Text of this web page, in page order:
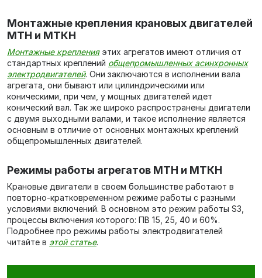
Монтажные крепления крановых двигателей
МТН и МТКН
Монтажные крепленияэтих агрегатов имеют отличия от
стандартных креплений общепромышленных асинхронных
электродвигателей. Они заключаются в исполнении вала
агрегата, они бывают или цилиндрическими или
коническими, при чем, у мощных двигателей идет
конический вал. Так же широко распространены двигатели
с двумя выходными валами, и такое исполнение является
основным в отличие от основных монтажных креплений
общепромышленных двигателей.
Режимы работы агрегатов МТН и МТКН
Крановые двигатели в своем большинстве работают в
повторно-кратковременном режиме работы с разными
условиями включений. В основном это режим работы S3,
процессы включения которого: ПВ 15, 25, 40 и 60%.
Подробнее про режимы работы электродвигателей
читайте в этой статье.